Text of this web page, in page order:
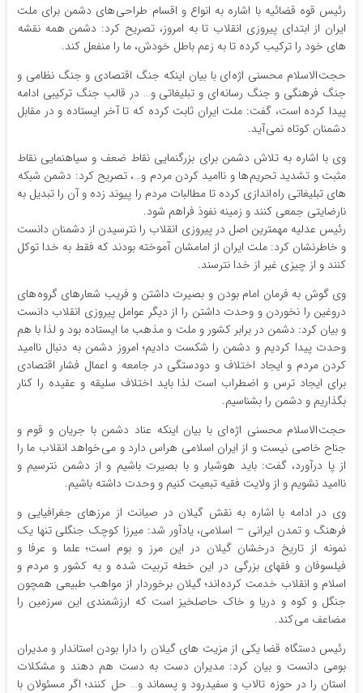
رئیس قوه قضائیه با اشاره به انواع و اقسام طراحی های دشمن برای ملت
ایران از ابتدای پیروزی انقلاب تا به امروز، تصریح کرد: دشمن همه نقشه
های خود را ترکیب کرده تا به زعم باطل خودش، ما را منفعل کند.
حجت الاسلام محسنی اژه ای با بیان اینکه جنگ اقتصادی و جنگ نظامی و
جنگ فرهنگی و جنگ رسانه ای و تبلیغاتی و… در قالب جنگ ترکیبی ادامه
پیدا کرده است، گفت: ملت ایران ثابت کرده که تا آخر ایستاده و در مقابل
دشمنان کوتاه نمی آید.
وی با اشاره به تلاش دشمن برای بزرگنمایی نقاط ضعف و سیاهنمایی نقاط
مثبت و تشدید تحریم ها و ناامید کردن مردم و…، تصریح کرد: دشمن شبکه
های تبلیغاتی راه اندازی کرده تا مطالبات مردم را پیوند زده و آن را تبدیل به
نارضایتی جمعی کنند و زمینه نفوذ فراهم شود.
رئیس عدلیه مهمترین اصل در پیروزی انقلاب را نترسیدن از دشمنان دانست
و خاطرنشان کرد: ملت ایران از امامشان آموخته بودند که فقط به خدا توکل
کنند و از چیزی غیر از خدا نترسند.
وی گوش به فرمان امام بودن و بصیرت داشتن و فریب شعارهای گروه های
دروغین را نخوردن و وحدت داشتن را از دیگر عوامل پیروزی انقلاب دانست
و بیان کرد: دشمن در برابر کشور و ملت و مذهب ما ایستاده بود و لذا با هم
وحدت پیدا کردیم و دشمن را شکست دادیم؛ امروز دشمن به دنبال ناامید
کردن مردم و ایجاد اختلاف و دودستگی در جامعه و اعمال فشار اقتصادی
برای ایجاد ترس و اضطراب است لذا باید اختلاف سلیقه و عقیده را کنار
بگذاریم و دشمن را بشناسیم.
حجت الاسلام محسنی اژه ای با بیان اینکه عناد دشمن با جریان و قوم و
جناح خاصی نیست و از ایران اسلامی هراس دارد و می خواهد انقلاب ما را
از پا درآورد، گفت: باید هوشیار و با بصیرت باشیم و از دشمن نترسیم و
ناامید نشویم و از ولایت فقیه تبعیت کنیم و وحدت داشته باشیم.
وی در ادامه با اشاره به نقش گیلان در صیانت از مرزهای جغرافیایی و
فرهنگ و تمدن ایرانی – اسلامی، یادآور شد: میرزا کوچک جنگلی تنها یک
نمونه از تاریخ درخشان گیلان در این مرز و بوم است؛ علما و عرفا و
فیلسوفان و فقهای بزرگی در این خطه تربیت شده و به کشور و مردم و
اسلام و انقلاب خدمت کرده اند؛ گیلان برخوردار از مواهب طبیعی همچون
جنگل و کوه و دریا و خاک حاصلخیز است که ارزشمندی این سرزمین را
مضاعف می کند.
رئیس دستگاه قضا یکی از مزیت های گیلان را دارا بودن استاندار و مدیران
بومی دانست و بیان کرد: مدیران دست به دست هم دهند و مشکلات
استان را در حوزه تالاب و سفیدرود و پسماند و… حل کنند؛ اگر مسئولان با